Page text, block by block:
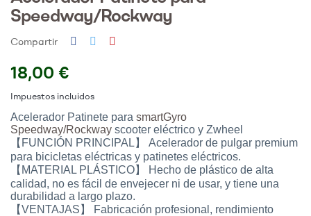
Speedway/Rockway
Compartir
18,00 €
Impuestos incluidos
Acelerador Patinete para smartGyro
Speedway/Rockway scooter eléctrico y Zwheel
【FUNCIÓN PRINCIPAL】 Acelerador de pulgar premium
para bicicletas eléctricas y patinetes eléctricos.
【MATERIAL PLÁSTICO】 Hecho de plástico de alta
calidad, no es fácil de envejecer ni de usar, y tiene una
durabilidad a largo plazo.
【VENTAJAS】 Fabricación profesional, rendimiento